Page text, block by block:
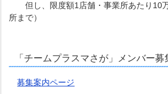
但し、限度額1店舗・事業所あたり10
所まで）
「チームプラスマさが」メンバー
募集案内ページ